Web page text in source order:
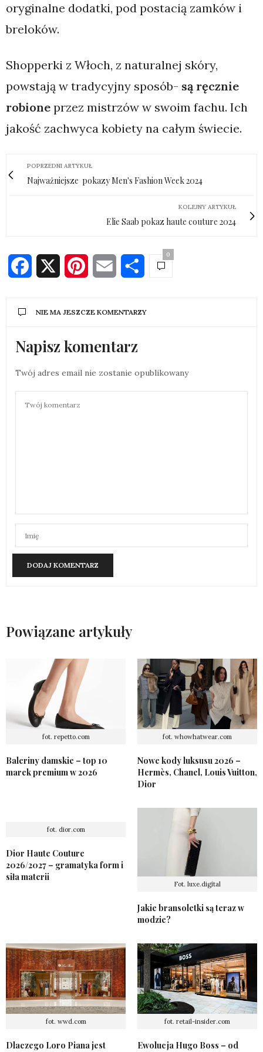
oryginalne dodatki, pod postacią zamków i
breloków.
Shopperki z Włoch, z naturalnej skóry,
powstają w tradycyjny sposób- są ręcznie
robione przez mistrzów w swoim fachu. Ich
jakość zachwyca kobiety na całym świecie.
POPRZEDNI ARTYKUŁ
Najważniejsze pokazy Men's Fashion Week 2024
KOLEJNY ARTYKUŁ
Elie Saab pokaz haute couture 2024
Facebook PinterestEmail Share
0
NIE MA JESZCZE KOMENTARZY
Napisz komentarz
Twój adres email nie zostanie opublikowany
Powiązane artykuły
fot. repetto.com
Baleriny damskie – top 10
marek premium w 2026
fot. whowhatwear.com
Nowe kody luksusu 2026 –
Hermès, Chanel, Louis Vuitton,
Dior
fot. dior.com
Dior Haute Couture
2026/2027 – gramatyka form i
siła materii
Fot. luxe.digital
Jakie bransoletki są teraz w
modzie?
fot. wwd.com
Dlaczego Loro Piana jest
fot. retail-insider.com
Ewolucja Hugo Boss – od